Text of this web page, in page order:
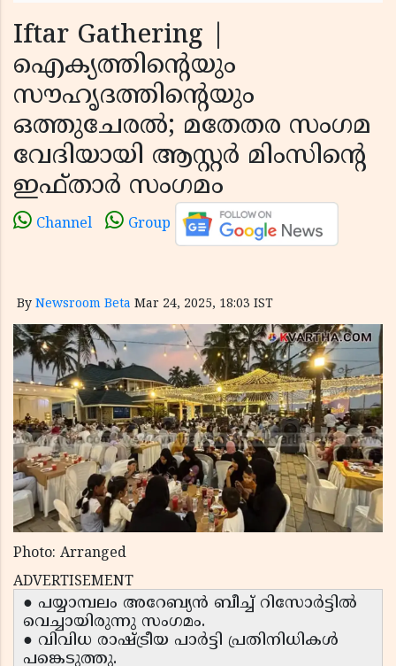
Iftar Gathering |
ഐക്യത്തിന്റെയും
സൗഹൃദത്തിന്റെയും
ഒത്തുചേരൽ; മതേതര സംഗമ
വേദിയായി ആസ്റ്റർ മിംസിന്റെ
ഇഫ്താർ സംഗമം
Channel Group
By Newsroom Beta Mar 24, 2025, 18:03 IST
Photo: Arranged
ADVERTISEMENT
● പയ്യാമ്പലം അറേബ്യൻ ബീച്ച് റിസോർട്ടിൽ
വെച്ചായിരുന്നു സംഗമം.
● വിവിധ രാഷ്ട്രീയ പാർട്ടി പ്രതിനിധികൾ
പങ്കെടുത്തു.